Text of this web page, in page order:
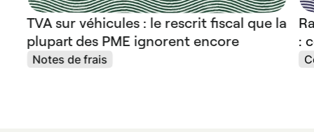
TVA sur véhicules : le rescrit fiscal que la
plupart des PME ignorent encore
Notes de frais
: